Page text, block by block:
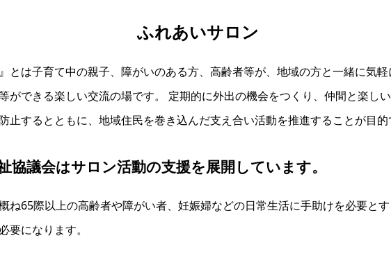
ふれあいサロン
とは子育て中の親子、障がいのある方、高齢者等が、地域の方と一緒に気
ができる楽しい交流の場です。 定期的に外出の機会をつくり、仲間と楽し
止するとともに、地域住民を巻き込んだ支え合い活動を推進することが目的
協議会はサロン活動の支援を展開しています。
ね65際以上の高齢者や障がい者、妊娠婦などの日常生活に手助けを必要と
要になります。